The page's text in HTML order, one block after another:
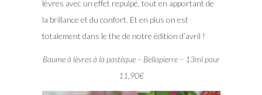
lèvres avec un effet repulpé, tout en apportant de
la brillance et du confort. Et en plus on est
totalement dans le the de notre édition d’avril !
Baume à lèvres à la pastèque – Bellapierre – 13ml pour
11,90€